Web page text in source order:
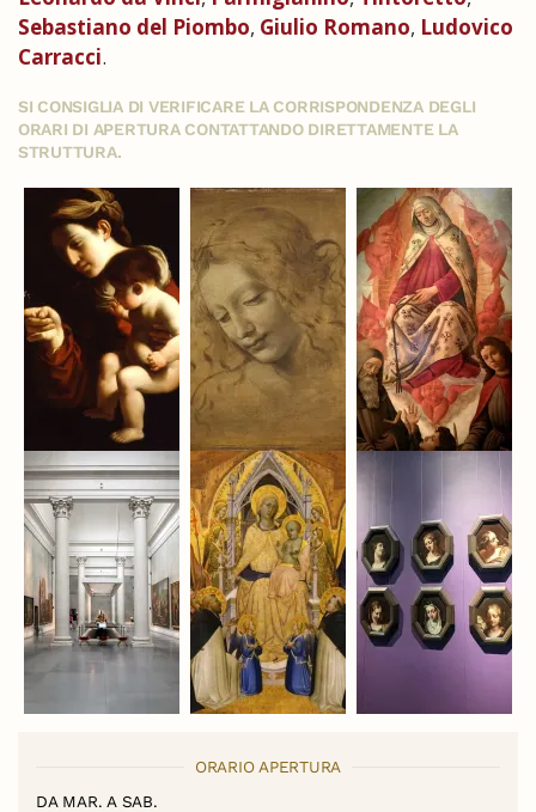
Sebastiano del Piombo, Giulio Romano, Ludovico
Carracci.
SI CONSIGLIA DI VERIFICARE LA CORRISPONDENZA DEGLI
ORARI DI APERTURA CONTATTANDO DIRETTAMENTE LA
STRUTTURA.
ORARIO APERTURA
DA MAR. A SAB.